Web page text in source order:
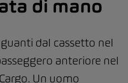
di mano
dal cassetto nel
anteriore nel
Un uomo